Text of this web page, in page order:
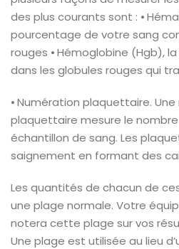
des plus courants sont : ⦁
pourcentage de votre sang
rouges ⦁ Hémoglobine (Hgb),
dans les globules rouges qui
⦁ Numération plaquettaire.
plaquettaire mesure le
échantillon de sang. Les
saignement en formant des
Les quantités de chacun de
une plage normale. Votre
notera cette plage sur vos
Une plage est utilisée au lieu